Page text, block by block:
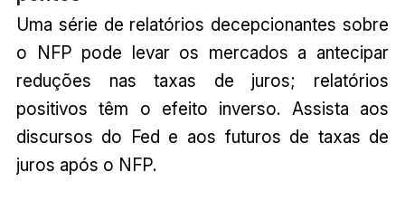
Uma série de relatórios decepcionantes sobre
o NFP pode levar os mercados a antecipar
reduções nas taxas de juros; relatórios
positivos têm o efeito inverso. Assista aos
discursos do Fed e aos futuros de taxas de
juros após o NFP.